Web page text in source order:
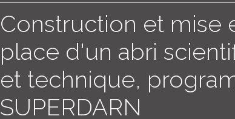
Construction et mise
place d'un abri
et technique,
SUPERDARN